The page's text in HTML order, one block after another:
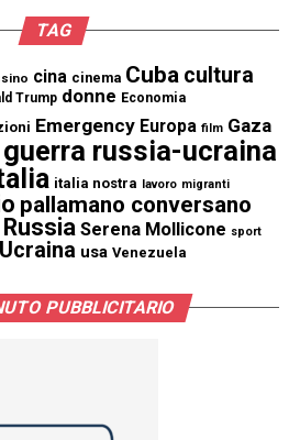
TAG
cina cinema Cuba cultura
Trump donne Economia
Emergency Europa film Gaza
guerra russia-ucraina
italia nostra lavoro migranti
pallamano conversano
Russia Serena Mollicone sport
Ucraina usa Venezuela
PUBBLICITARIO